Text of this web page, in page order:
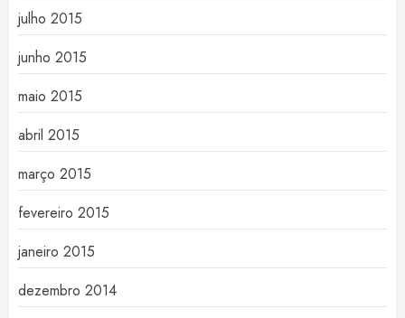
julho 2015
junho 2015
maio 2015
abril 2015
março 2015
fevereiro 2015
janeiro 2015
dezembro 2014